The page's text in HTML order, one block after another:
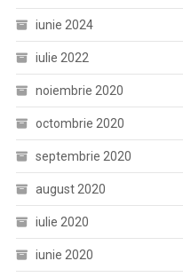
iunie 2024
iulie 2022
noiembrie 2020
octombrie 2020
septembrie 2020
august 2020
iulie 2020
iunie 2020